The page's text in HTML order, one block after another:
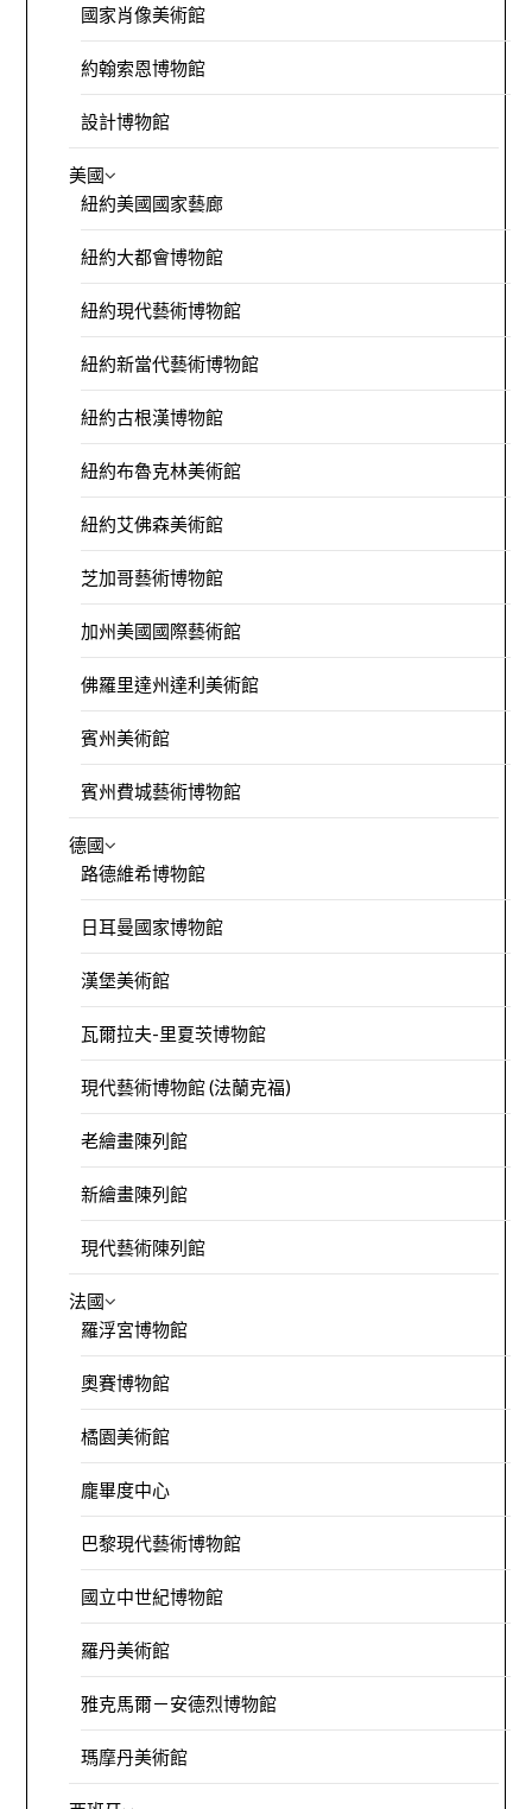
國家肖像美術館
約翰索恩博物館
設計博物館
美國
紐約美國國家藝廊
紐約大都會博物館
紐約現代藝術博物館
紐約新當代藝術博物館
紐約古根漢博物館
紐約布魯克林美術館
紐約艾佛森美術館
芝加哥藝術博物館
加州美國國際藝術館
佛羅里達州達利美術館
賓州美術館
賓州費城藝術博物館
德國
路德維希博物館
日耳曼國家博物館
漢堡美術館
瓦爾拉夫-里夏茨博物館
現代藝術博物館 (法蘭克福)
老繪畫陳列館
新繪畫陳列館
現代藝術陳列館
法國
羅浮宮博物館
奧賽博物館
橘園美術館
龐畢度中心
巴黎現代藝術博物館
國立中世紀博物館
羅丹美術館
雅克馬爾－安德烈博物館
瑪摩丹美術館